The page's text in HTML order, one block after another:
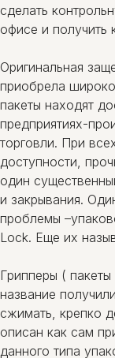
сделать
офисе и получить
Оригинальная
приобрела
пакеты находят
предприятиях-
торговли. При
доступности,
один
и закрывания.
проблемы
Lock. Еще их
Грипперы (
название
сжимать, крепко
описан как сам
данного типа